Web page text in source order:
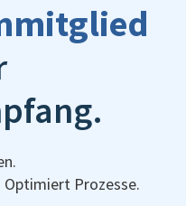
Prozesse.